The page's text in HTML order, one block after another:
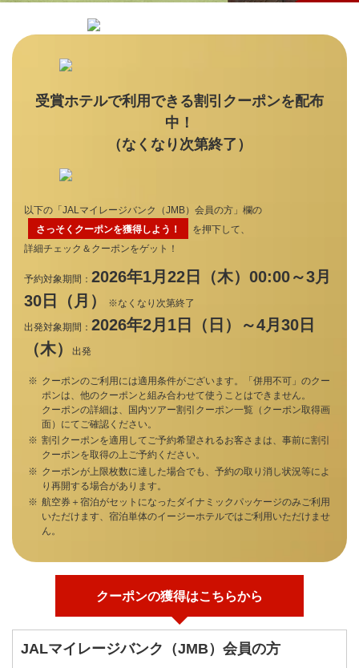
受賞ホテルで利用できる割引クーポンを配布
中！
（なくなり次第終了）
以下の「JALマイレージバンク（JMB）会員の方」欄の
さっそくクーポンを獲得しよう！
を押下して、
詳細チェック＆クーポンをゲット！
予約対象期間： 2026年1月22日（木）00:00～3月
30日（月）
※なくなり次第終了
出発対象期間： 2026年2月1日（日）～4月30日
（木）
出発
クーポンのご利用には適用条件がございます。「併用不可」のクー
ポンは、他のクーポンと組み合わせて使うことはできません。
クーポンの詳細は、国内ツアー割引クーポン一覧（クーポン取得画
面）にてご確認ください。
割引クーポンを適用してご予約希望されるお客さまは、事前に割引
クーポンを取得の上ご予約ください。
クーポンが上限枚数に達した場合でも、予約の取り消し状況等によ
り再開する場合があります。
航空券＋宿泊がセットになったダイナミックパッケージのみご利用
いただけます、宿泊単体のイージーホテルではご利用いただけませ
ん。
クーポンの獲得はこちらから
JALマイレージバンク（JMB）会員の方